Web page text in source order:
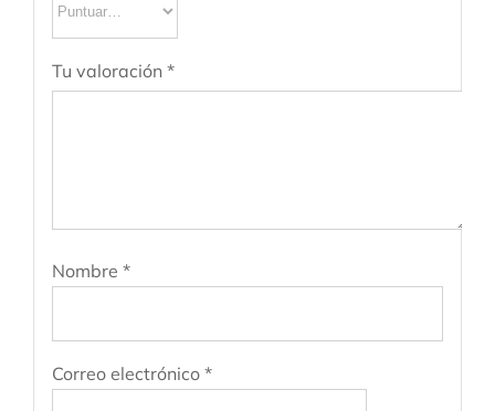
Tu valoración *
Nombre *
Correo electrónico *